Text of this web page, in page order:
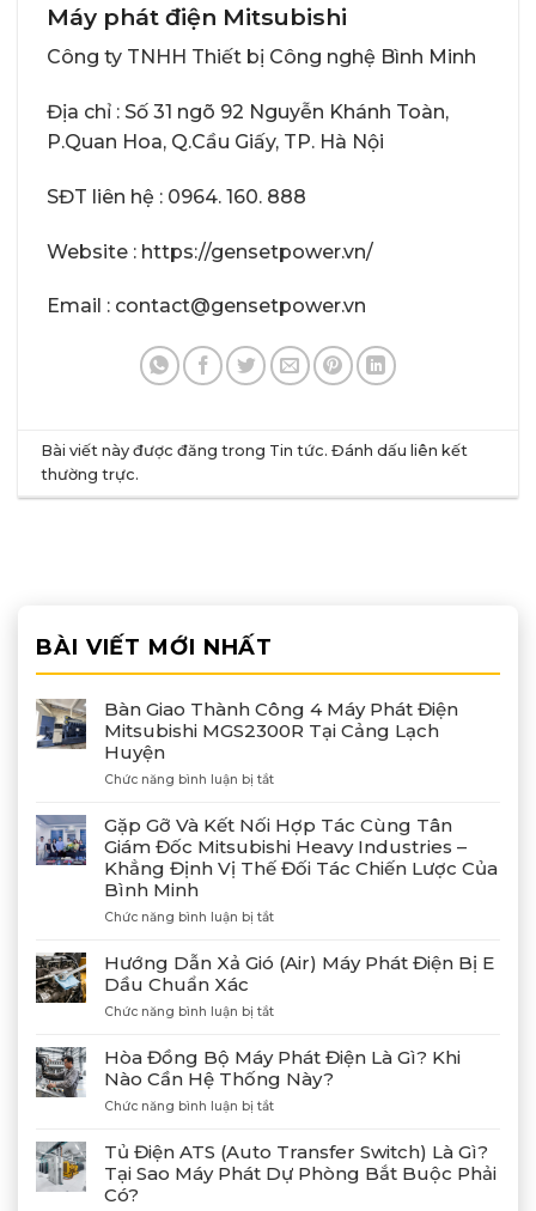
Máy phát điện Mitsubishi
Công ty TNHH Thiết bị Công nghệ Bình Minh
Địa chỉ : Số 31 ngõ 92 Nguyễn Khánh Toàn,
P.Quan Hoa, Q.Cầu Giấy, TP. Hà Nội
SĐT liên hệ : 0964. 160. 888
Website : https://gensetpower.vn/
Email : contact@gensetpower.vn
Bài viết này được đăng trong Tin tức. Đánh dấu liên kết
thường trực.
BÀI VIẾT MỚI NHẤT
Bàn Giao Thành Công 4 Máy Phát Điện
Mitsubishi MGS2300R Tại Cảng Lạch
Huyện
Chức năng bình luận bị tắtở
Giao
Thành
Công
4
Phát
MGS2300R
Cảng
Gặp Gỡ Và Kết Nối Hợp Tác Cùng Tân
Giám Đốc Mitsubishi Heavy Industries –
Khẳng Định Vị Thế Đối Tác Chiến Lược Của
Bình Minh
Chức năng bình luận bị tắtở
Gỡ
Và
Nối
Tác
Cùng
Tân
Giám
Mitsubishi
Heavy
Industries
Hướng Dẫn Xả Gió (Air) Máy Phát Điện Bị E
Dầu Chuẩn Xác
Chức năng bình luận bị tắtở
Dẫn
Xả
Gió
(Air)
Phát
Bị
Hòa Đồng Bộ Máy Phát Điện Là Gì? Khi
Nào Cần Hệ Thống Này?
Chức năng bình luận bị tắtở
Đồng
Bộ
Máy
Tủ Điện ATS (Auto Transfer Switch) Là Gì?
Tại Sao Máy Phát Dự Phòng Bắt Buộc Phải
Có?